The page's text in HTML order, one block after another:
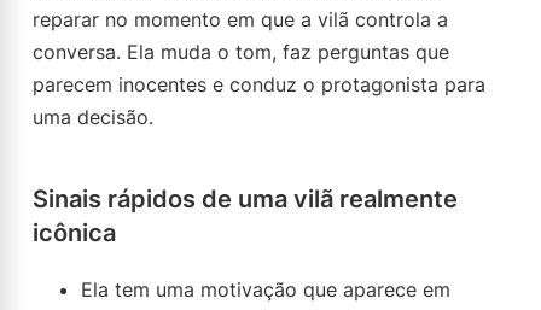
reparar no momento em que a vilã controla a
conversa. Ela muda o tom, faz perguntas que
parecem inocentes e conduz o protagonista para
uma decisão.
Sinais rápidos de uma vilã realmente
icônica
Ela tem uma motivação que aparece em